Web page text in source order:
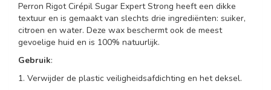
Perron Rigot Cirépil Sugar Expert Strong heeft een dikke
textuur en is gemaakt van slechts drie ingrediënten: suiker,
citroen en water. Deze wax beschermt ook de meest
gevoelige huid en is 100% natuurlijk.
Gebruik:
1. Verwijder de plastic veiligheidsafdichting en het deksel.